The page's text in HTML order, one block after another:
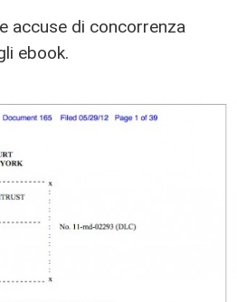
accuse di concorrenza
ebook.